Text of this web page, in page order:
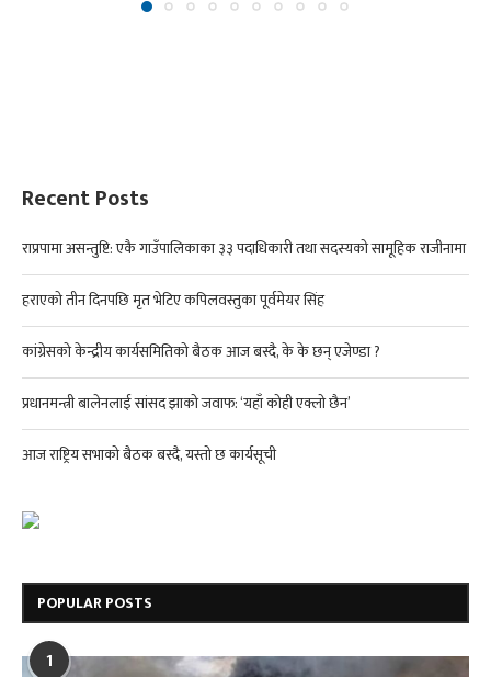
Recent Posts
राप्रपामा असन्तुष्टि: एकै गाउँपालिकाका ३३ पदाधिकारी तथा सदस्यको सामूहिक राजीनामा
हराएको तीन दिनपछि मृत भेटिए कपिलवस्तुका पूर्वमेयर सिंह
कांग्रेसको केन्द्रीय कार्यसमितिको बैठक आज बस्दै, के के छन् एजेण्डा ?
प्रधानमन्त्री बालेनलाई सांसद झाको जवाफ: ‘यहाँ कोही एक्लो छैन’
आज राष्ट्रिय सभाको बैठक बस्दै, यस्तो छ कार्यसूची
POPULAR POSTS
1